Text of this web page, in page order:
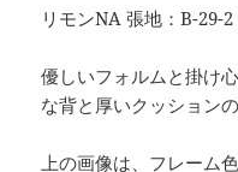
リモンNA 張地：B-
優しいフォルムと掛け
な背と厚いクッション
上の画像は、フレーム